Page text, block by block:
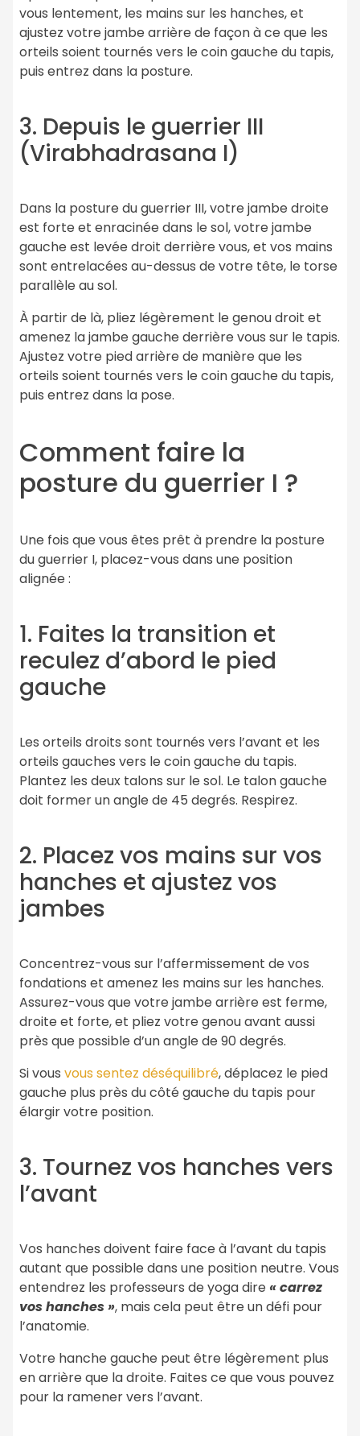
vous lentement, les mains sur les hanches, et
ajustez votre jambe arrière de façon à ce que les
orteils soient tournés vers le coin gauche du tapis,
puis entrez dans la posture.
3. Depuis le guerrier III
(Virabhadrasana I)
Dans la posture du guerrier III, votre jambe droite
est forte et enracinée dans le sol, votre jambe
gauche est levée droit derrière vous, et vos mains
sont entrelacées au-dessus de votre tête, le torse
parallèle au sol.
À partir de là, pliez légèrement le genou droit et
amenez la jambe gauche derrière vous sur le tapis.
Ajustez votre pied arrière de manière que les
orteils soient tournés vers le coin gauche du tapis,
puis entrez dans la pose.
Comment faire la
posture du guerrier I ?
Une fois que vous êtes prêt à prendre la posture
du guerrier I, placez-vous dans une position
alignée :
1. Faites la transition et
reculez d’abord le pied
gauche
Les orteils droits sont tournés vers l’avant et les
orteils gauches vers le coin gauche du tapis.
Plantez les deux talons sur le sol. Le talon gauche
doit former un angle de 45 degrés. Respirez.
2. Placez vos mains sur vos
hanches et ajustez vos
jambes
Concentrez-vous sur l’affermissement de vos
fondations et amenez les mains sur les hanches.
Assurez-vous que votre jambe arrière est ferme,
droite et forte, et pliez votre genou avant aussi
près que possible d’un angle de 90 degrés.
Si vous vous sentez déséquilibré, déplacez le pied
gauche plus près du côté gauche du tapis pour
élargir votre position.
3. Tournez vos hanches vers
l’avant
Vos hanches doivent faire face à l’avant du tapis
autant que possible dans une position neutre. Vous
entendrez les professeurs de yoga dire « carrez
vos hanches », mais cela peut être un défi pour
l’anatomie.
Votre hanche gauche peut être légèrement plus
en arrière que la droite. Faites ce que vous pouvez
pour la ramener vers l’avant.